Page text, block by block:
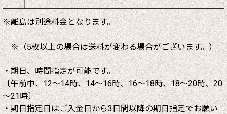
※離島は別途料金となります。
※（5枚以上の場合は送料が変わる場合がございます。）
・期日、時間指定が可能です。
〔午前中、12～14時、14～16時、16～18時、18～20時、20
～21時〕
・期日指定日はご入金日から3日間以降の期日指定でお願い